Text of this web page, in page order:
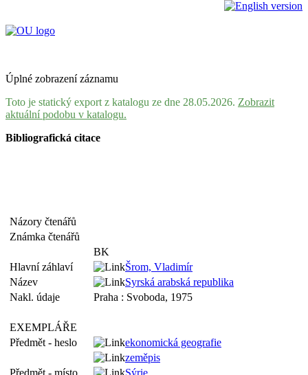
Úplné zobrazení záznamu
Toto je statický export z katalogu ze dne 28.05.2026. Zobrazit
aktuální podobu v katalogu.
Bibliografická citace
Názory čtenářů
Známka čtenářů
BK
Hlavní záhlaví
Šrom, Vladimír
Název
Syrská arabská republika
Nakl. údaje
Praha : Svoboda, 1975
EXEMPLÁŘE
Předmět - heslo
ekonomická geografie
zeměpis
Předmět - místo
Sýrie